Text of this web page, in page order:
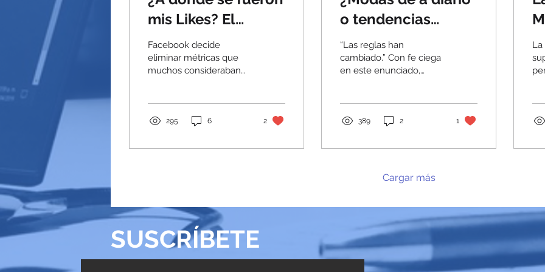
mis Likes? El
Futuro de las
Métricas en
Facebook
Facebook decide
eliminar métricas que
muchos consideraban
295 6 2
o tendencias
reales?
“Las reglas han
cambiado.” Con fe ciega
en este enunciado,
enfocando recursos...
389 2 1
Cargar más
SUSCRÍBETE